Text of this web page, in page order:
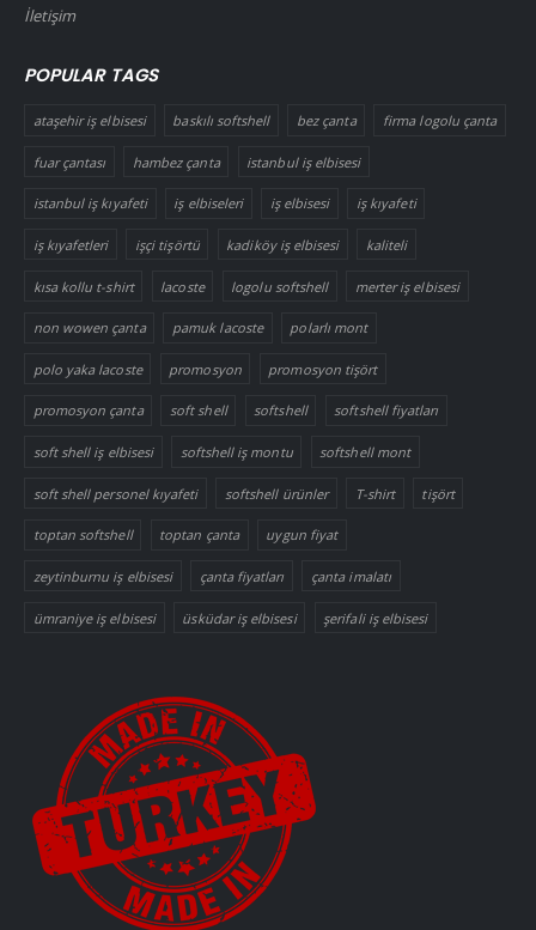
İletişim
POPULAR TAGS
ataşehir iş elbisesi baskılı softshell bez çanta firma logolu çanta
fuar çantası hambez çanta istanbul iş elbisesi
istanbul iş kıyafeti iş elbiseleri iş elbisesi iş kıyafeti
iş kıyafetleri işçi tişörtü kadiköy iş elbisesi kaliteli
kısa kollu t-shirt lacoste logolu softshell merter iş elbisesi
non wowen çanta pamuk lacoste polarlı mont
polo yaka lacoste promosyon promosyon tişört
promosyon çanta soft shell softshell softshell fiyatları
soft shell iş elbisesi softshell iş montu softshell mont
soft shell personel kıyafeti softshell ürünler T-shirt tişört
toptan softshell toptan çanta uygun fiyat
zeytinburnu iş elbisesi çanta fiyatları çanta imalatı
ümraniye iş elbisesi üsküdar iş elbisesi şerifali iş elbisesi